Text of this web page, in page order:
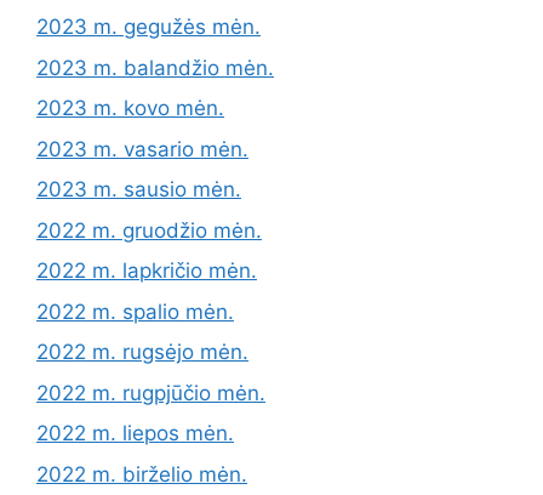
2023 m. gegužės mėn.
2023 m. balandžio mėn.
2023 m. kovo mėn.
2023 m. vasario mėn.
2023 m. sausio mėn.
2022 m. gruodžio mėn.
2022 m. lapkričio mėn.
2022 m. spalio mėn.
2022 m. rugsėjo mėn.
2022 m. rugpjūčio mėn.
2022 m. liepos mėn.
2022 m. birželio mėn.